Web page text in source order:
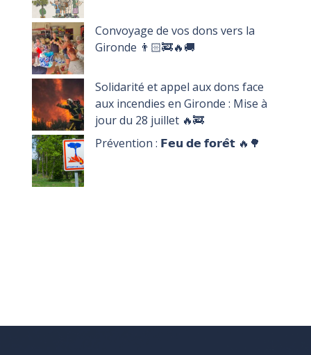
Convoyage de vos dons vers la
Gironde 👨🏻‍🚒🔥🚚
Solidarité et appel aux dons face
aux incendies en Gironde : Mise à
jour du 28 juillet 🔥🚒
Prévention : 𝗙𝗲𝘂 𝗱𝗲 𝗳𝗼𝗿𝗲̂𝘁 🔥🌳